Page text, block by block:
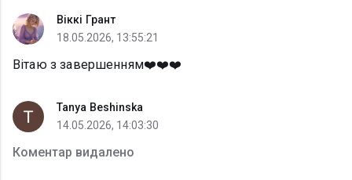
Віккі Грант
18.05.2026, 13:55:21
Вітаю з завершенням❤️❤️❤️
Tanya Beshinska
14.05.2026, 14:03:30
Коментар видалено